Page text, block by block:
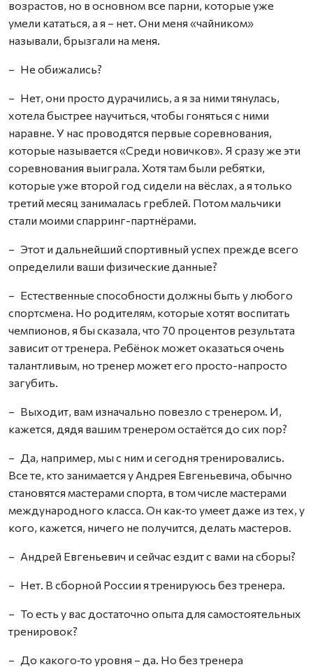
возрастов, но в основном все парни, которые уже
умели кататься, а я – нет. Они меня «чайником»
называли, брызгали на меня.
– Не обижались?
– Нет, они просто дурачились, а я за ними тянулась,
хотела быстрее научиться, чтобы гоняться с ними
наравне. У нас проводятся первые соревнования,
которые называется «Среди новичков». Я сразу же эти
соревнования выиграла. Хотя там были ребятки,
которые уже второй год сидели на вёслах, а я только
третий месяц занималась греблей. Потом мальчики
стали моими спарринг-партнёрами.
– Этот и дальнейший спортивный успех прежде всего
определили ваши физические данные?
– Естественные способности должны быть у любого
спортсмена. Но родителям, которые хотят воспитать
чемпионов, я бы сказала, что 70 процентов результата
зависит от тренера. Ребёнок может оказаться очень
талантливым, но тренер может его просто-напросто
загубить.
– Выходит, вам изначально повезло с тренером. И,
кажется, дядя вашим тренером остаётся до сих пор?
– Да, например, мы с ним и сегодня тренировались.
Все те, кто занимается у Андрея Евгеньевича, обычно
становятся мастерами спорта, в том числе мастерами
международного класса. Он как‑то умеет даже из тех, у
кого, кажется, ничего не получится, делать мастеров.
– Андрей Евгеньевич и сейчас ездит с вами на сборы?
– Нет. В сборной России я тренируюсь без тренера.
– То есть у вас достаточно опыта для самостоятельных
тренировок?
– До какого‑то уровня – да. Но без тренера